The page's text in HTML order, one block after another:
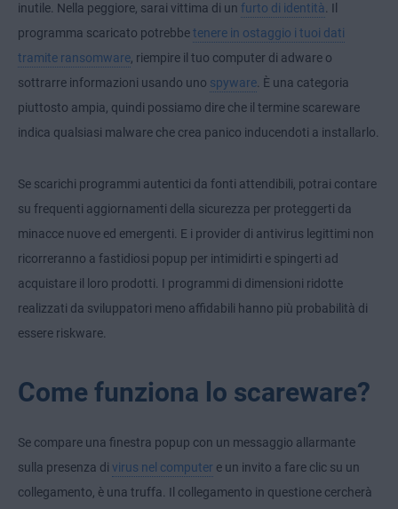
inutile. Nella peggiore, sarai vittima di un furto di identità. Il
programma scaricato potrebbetenere in ostaggio i tuoi dati
tramite ransomware, riempire il tuo computer di adware o
sottrarre informazioni usando uno spyware. È una categoria
piuttosto ampia, quindi possiamo dire che il termine scareware
indica qualsiasi malware che crea panico inducendoti a installarlo.
Se scarichi programmi autentici da fonti attendibili, potrai contare
su frequenti aggiornamenti della sicurezza per proteggerti da
minacce nuove ed emergenti. E i provider di antivirus legittimi non
ricorreranno a fastidiosi popup per intimidirti e spingerti ad
acquistare il loro prodotti. I programmi di dimensioni ridotte
realizzati da sviluppatori meno affidabili hanno più probabilità di
essere riskware.
Come funziona lo scareware?
Se compare una finestra popup con un messaggio allarmante
sulla presenza di virus nel computer e un invito a fare clic su un
collegamento, è una truffa. Il collegamento in questione cercherà